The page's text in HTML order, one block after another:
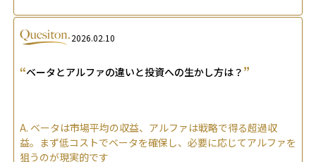
2026.02.10
“ベータとアルファの違いと投資への生かし方は？ ”
A. ベータは市場平均の収益、アルファは戦略で得る超過収
益。まず低コストでベータを確保し、必要に応じてアルファを
狙うのが現実的です